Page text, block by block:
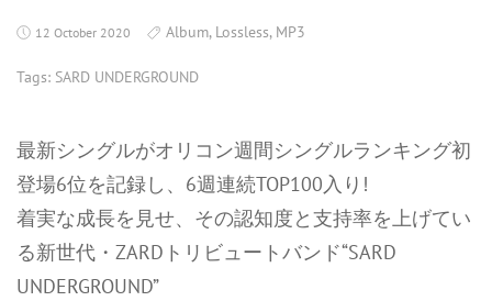
12 October 2020 Album, Lossless, MP3
Tags: SARD UNDERGROUND
最新シングルがオリコン週間シングルランキング初
登場6位を記録し、6週連続TOP100入り!
着実な成長を見せ、その認知度と支持率を上げてい
る新世代・ZARDトリビュートバンド“SARD
UNDERGROUND”